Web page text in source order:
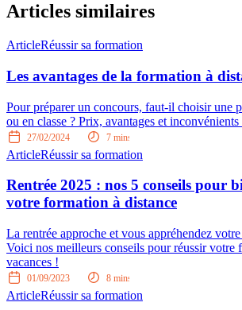
Articles similaires
ArticleRéussir sa formation
Les avantages de la formation à
Pour préparer un concours, faut-il choisir une
ou en classe ? Prix, avantages et
27/02/2024 7 mins
ArticleRéussir sa formation
Rentrée 2025 : nos 5 conseils pour
votre formation à distance
La rentrée approche et vous appréhendez
Voici nos meilleurs conseils pour réussir votre
vacances !
01/09/2023 8 mins
ArticleRéussir sa formation